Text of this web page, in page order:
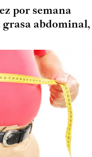
por semana
abdominal,